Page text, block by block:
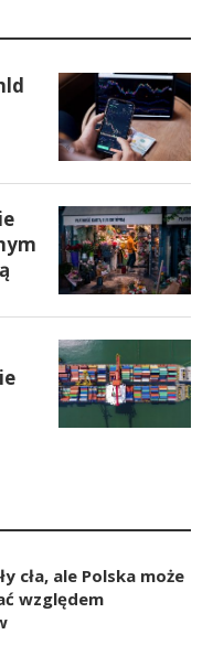
cła, ale Polska może
względem